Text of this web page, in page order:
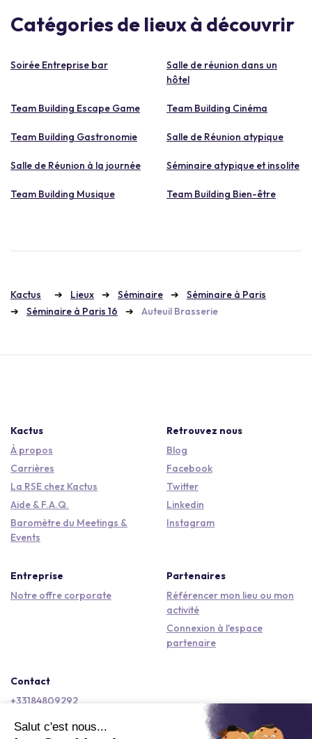
Catégories de lieux à découvrir
Soirée Entreprise bar
Salle de réunion dans un
hôtel
Team Building Escape Game Team Building Cinéma
Team Building Gastronomie Salle de Réunion atypique
Salle de Réunion à la journée Séminaire atypique et insolite
Team Building Musique Team Building Bien-être
Kactus Lieux Séminaire
Séminaire à Paris
Séminaire à Paris 16
Auteuil Brasserie
Kactus
À propos
Carrières
La RSE chez Kactus
Aide & F.A.Q.
Baromètre du Meetings &
Events
Retrouvez nous
Blog
Facebook
Twitter
Linkedin
Instagram
Entreprise
Notre offre corporate
Partenaires
Référencer mon lieu ou mon
activité
Connexion à l'espace
partenaire
Contact
+33184809292